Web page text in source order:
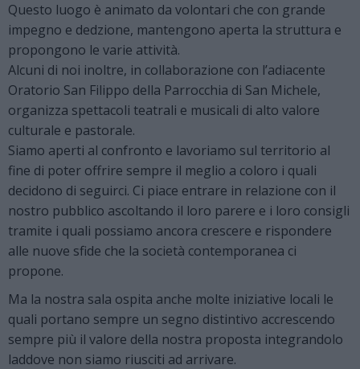
Questo luogo è animato da volontari che con grande
impegno e dedzione, mantengono aperta la struttura e
propongono le varie attività.
Alcuni di noi inoltre, in collaborazione con l’adiacente
Oratorio San Filippo della Parrocchia di San Michele,
organizza spettacoli teatrali e musicali di alto valore
culturale e pastorale.
Siamo aperti al confronto e lavoriamo sul territorio al
fine di poter offrire sempre il meglio a coloro i quali
decidono di seguirci. Ci piace entrare in relazione con il
nostro pubblico ascoltando il loro parere e i loro consigli
tramite i quali possiamo ancora crescere e rispondere
alle nuove sfide che la società contemporanea ci
propone.
Ma la nostra sala ospita anche molte iniziative locali le
quali portano sempre un segno distintivo accrescendo
sempre più il valore della nostra proposta integrandolo
laddove non siamo riusciti ad arrivare.